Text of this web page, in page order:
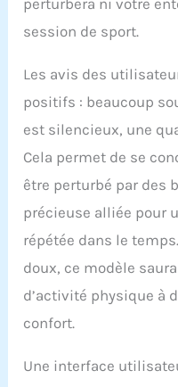
des problèmes
appartement SY-
service et vous
disposons d’un
professionnel et
garantissons la
ISE. ISE est
la marque.
session de sport.
Les avis des
positifs : beaucoup
est silencieux, une
Cela permet de se
être perturbé par des
précieuse alliée pour
répétée dans le
doux, ce modèle
d’activité physique à
confort.
Une interface